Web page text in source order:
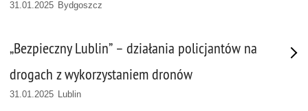
31.01.2025 Bydgoszcz
„Bezpieczny Lublin” – działania policjantów na
drogach z wykorzystaniem dronów
31.01.2025 Lublin